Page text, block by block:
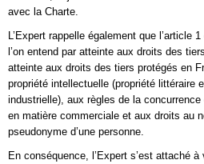
avec la Charte.
L’Expert rappelle également que l’article
l’on entend par atteinte aux droits des
atteinte aux droits des tiers protégés en
propriété intellectuelle (propriété littéraire
industrielle), aux règles de la
en matière commerciale et aux droits au
pseudonyme d’une personne.
En conséquence, l’Expert s’est attaché